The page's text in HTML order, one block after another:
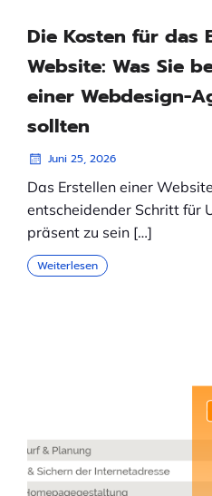
Die Kosten für das
Website: Was Sie
einer Webdesign-
sollten
Juni 25, 2026
Das Erstellen einer
entscheidender Schritt für
präsent zu sein […]
Weiterlesen